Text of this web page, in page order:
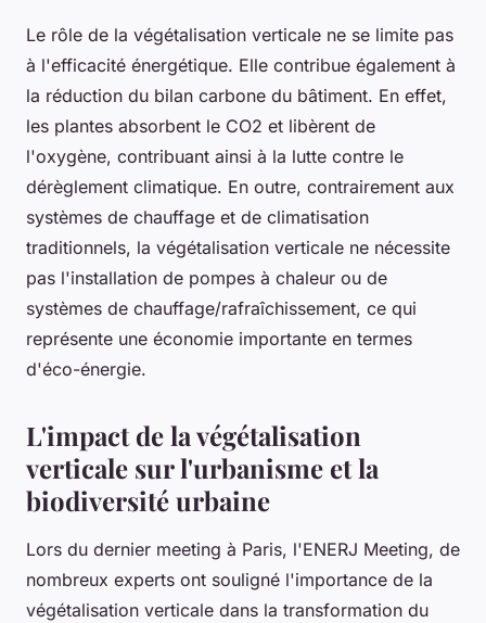
Le rôle de la végétalisation verticale ne se limite pas
à l'efficacité énergétique. Elle contribue également à
la réduction du bilan carbone du bâtiment. En effet,
les plantes absorbent le CO2 et libèrent de
l'oxygène, contribuant ainsi à la lutte contre le
dérèglement climatique. En outre, contrairement aux
systèmes de chauffage et de climatisation
traditionnels, la végétalisation verticale ne nécessite
pas l'installation de pompes à chaleur ou de
systèmes de chauffage/rafraîchissement, ce qui
représente une économie importante en termes
d'éco-énergie.
L'impact de la végétalisation
verticale sur l'urbanisme et la
biodiversité urbaine
Lors du dernier meeting à Paris, l'ENERJ Meeting, de
nombreux experts ont souligné l'importance de la
végétalisation verticale dans la transformation du